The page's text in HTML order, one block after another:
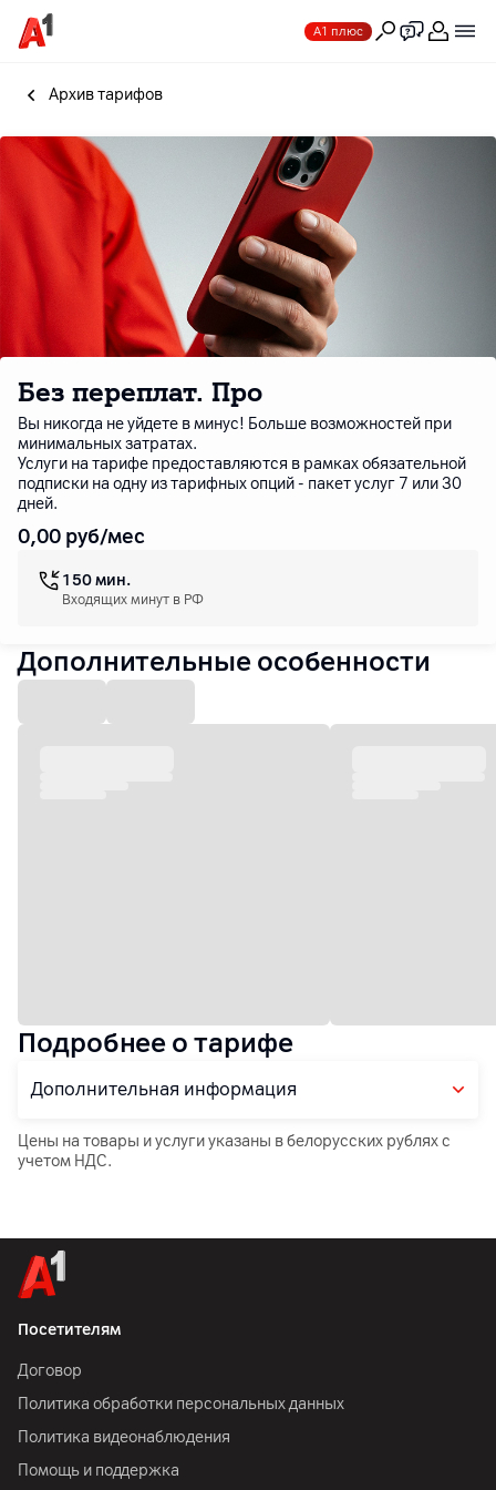
А1 плюс
Архив тарифов
Без переплат. Про
Вы никогда не уйдете в минус! Больше возможностей при
минимальных затратах.
Услуги на тарифе предоставляются в рамках обязательной
подписки на одну из тарифных опций - пакет услуг 7 или 30
дней.
0,00руб/мес
150 мин.
Входящих минут в РФ
Дополнительные особенности
Подробнее о тарифе
Дополнительная информация
Цены на товары и услуги указаны в белорусских рублях с
учетом НДС.
Посетителям
Договор
Политика обработки персональных данных
Политика видеонаблюдения
Помощь и поддержка